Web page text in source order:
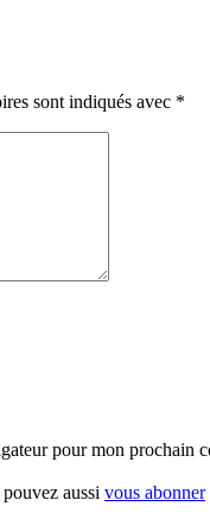
sont indiqués avec *
pour mon prochain
aussi vous abonner